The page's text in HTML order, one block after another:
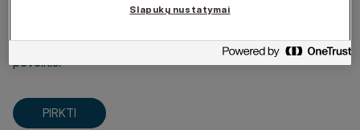
maksimalus sudedamųjų dalių pasisavinimas bei fiziologinis
poveikis.
PIRKTI
Slapukų nustatymai